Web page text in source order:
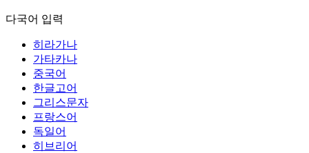
다국어 입력
히라가나
가타카나
중국어
한글고어
그리스문자
프랑스어
독일어
히브리어